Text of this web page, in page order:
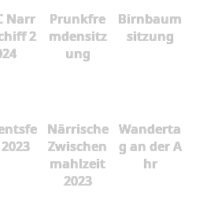
Narr
2
Prunkfre
mdensitz
ung
Birnbaum
sitzung
Närrische
Zwischen
mahlzeit
2023
Wanderta
g an der A
hr